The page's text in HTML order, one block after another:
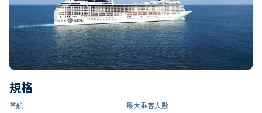
規格
首航 最大乘客人數